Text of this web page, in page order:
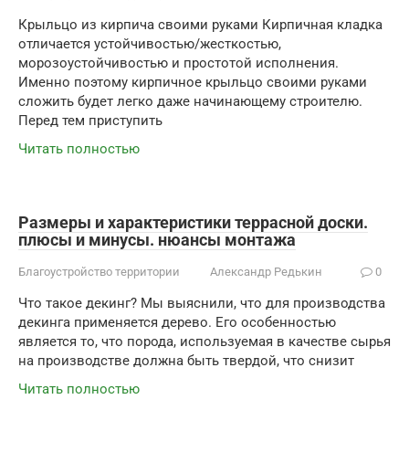
Крыльцо из кирпича своими руками Кирпичная кладка
отличается устойчивостью/жесткостью,
морозоустойчивостью и простотой исполнения.
Именно поэтому кирпичное крыльцо своими руками
сложить будет легко даже начинающему строителю.
Перед тем приступить
Читать полностью
Размеры и характеристики террасной доски.
плюсы и минусы. нюансы монтажа
Благоустройство территории Александр Редькин 0
Что такое декинг? Мы выяснили, что для производства
декинга применяется дерево. Его особенностью
является то, что порода, используемая в качестве сырья
на производстве должна быть твердой, что снизит
Читать полностью